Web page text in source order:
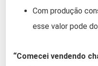
Com produção
esse valor pode
“Comecei vendendo